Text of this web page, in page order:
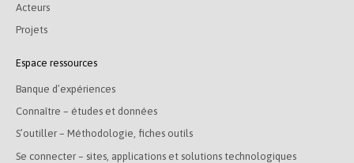
Acteurs
Projets
Espace ressources
Banque d’expériences
Connaître – études et données
S’outiller – Méthodologie, fiches outils
Se connecter – sites, applications et solutions technologiques